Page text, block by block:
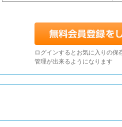
ログインするとお気に入りの保
管理が出来るようになります